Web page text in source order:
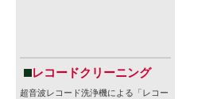
レコードクリーニング
超音波レコード洗浄機による「レコー